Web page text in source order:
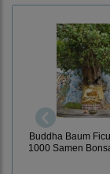
Buddha Baum
1000 Samen